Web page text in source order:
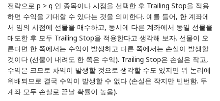
전략으로 p > q 인 종목이나 시점을 선택한 후 Trailing Stop을 적용
하면 수익을 기대할 수 있다는 것을 의미한다. 예를 들어, 한 계좌에
서 임의 시점에 선물을 매수하고, 동시에 다른 계좌에서 동일 선물을
매도한 후 모두 Trailing Stop을 적용한다고 생각해 보자. 선물이 오
른다면 한 쪽에서는 수익이 발생하고 다른 쪽에서는 손실이 발생할
것이다 (선물이 내려도 한 쪽은 수익). Trailing Stop은 손실은 작고,
수익은 크므로 차익이 발생할 것으로 생각할 수도 있지만 위 논리에
위배되므로 결국 수익이 발생할 수 없다 (손실은 작지만 빈번함. 두
계좌 모두 손실로 끝날 확률이 높음).